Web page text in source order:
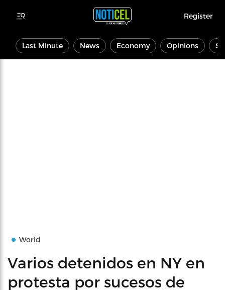
Register
Last Minute News Economy Opinions
World
Varios detenidos en NY en
protesta por sucesos de